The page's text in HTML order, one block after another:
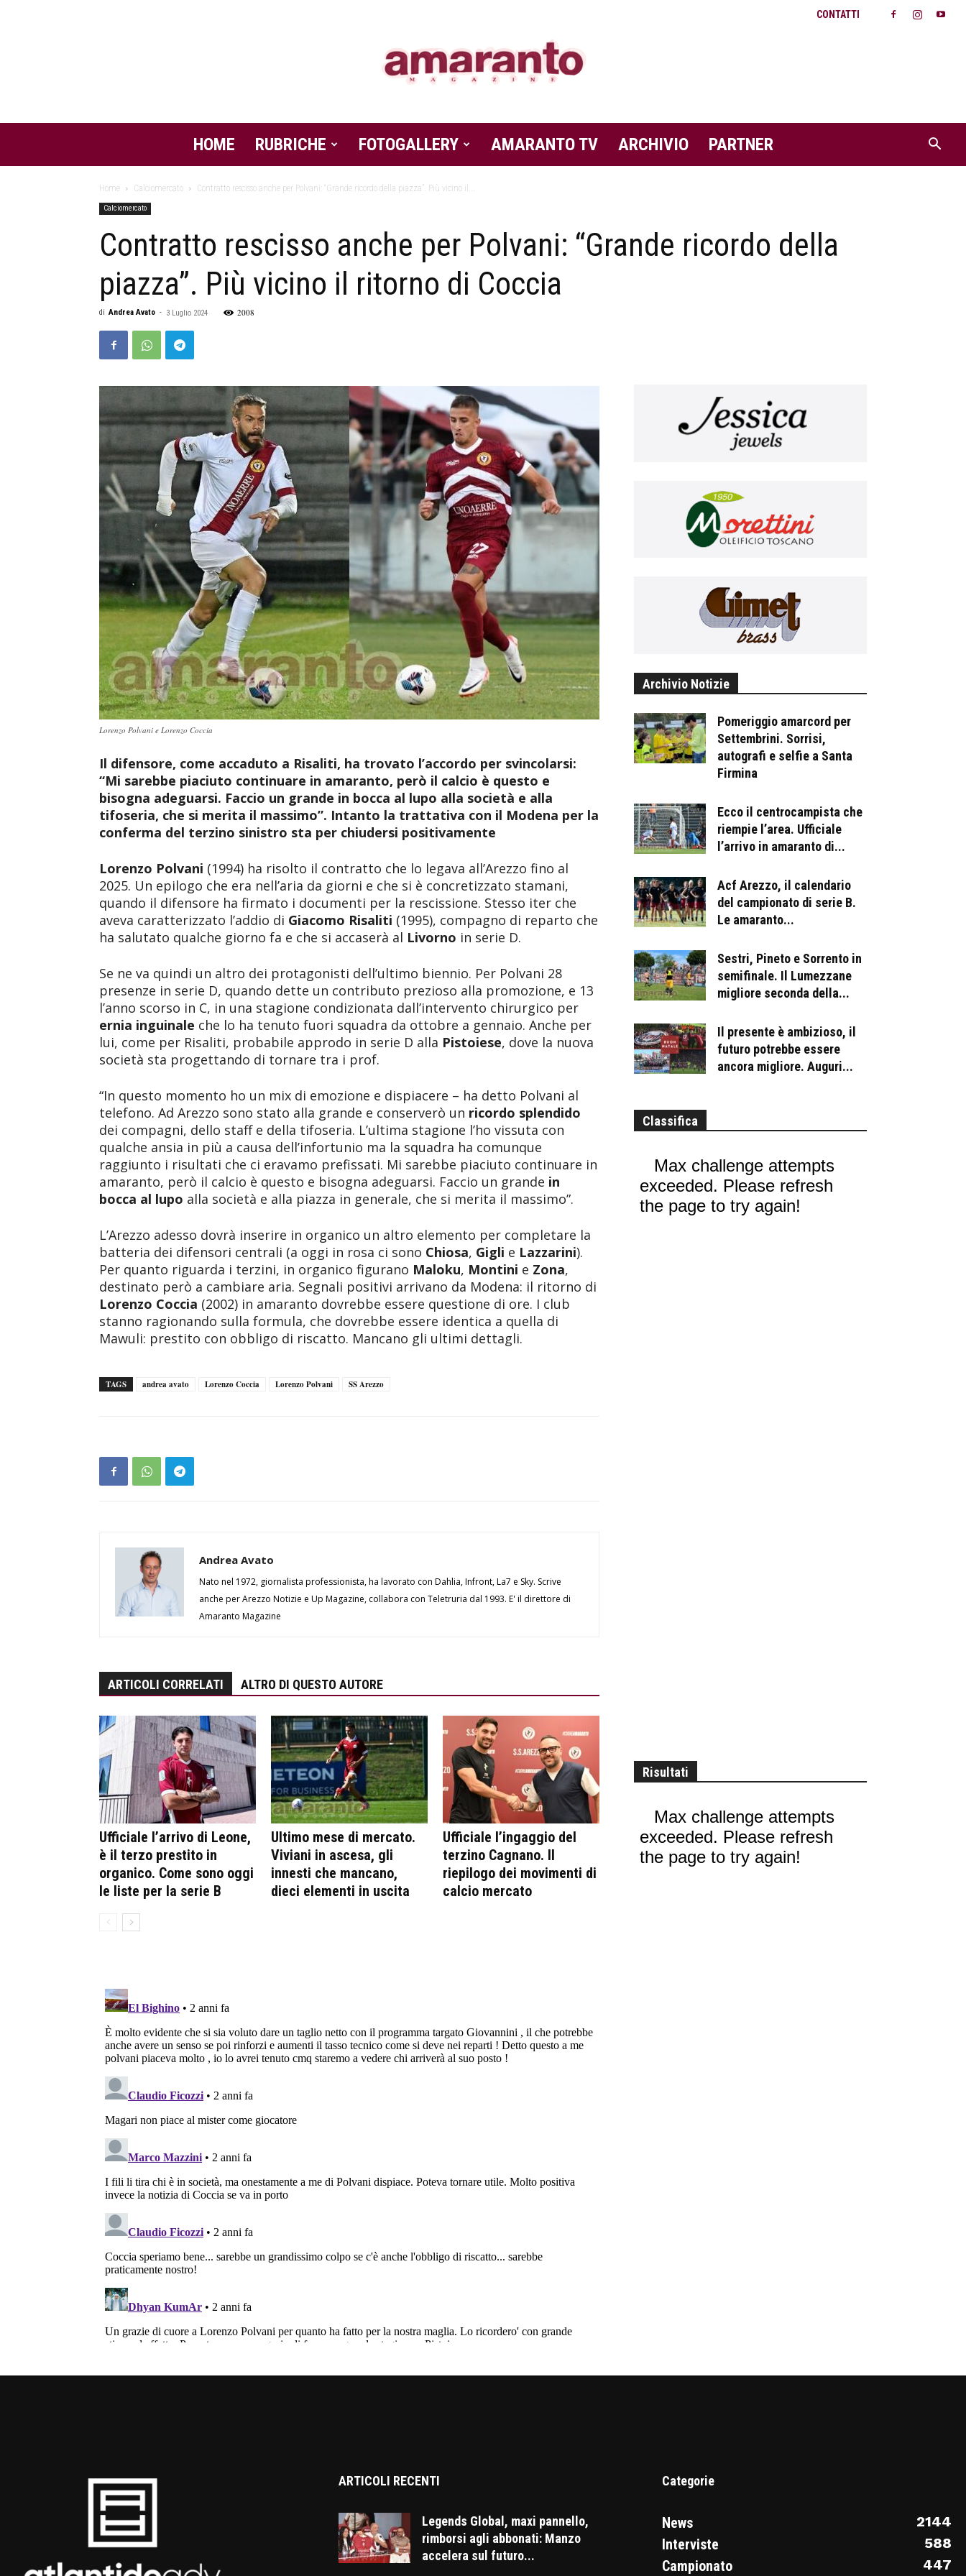
CONTATTI
Amaranto
Magazine
HOME RUBRICHE FOTOGALLERY AMARANTO TV ARCHIVIO PARTNER
Home Calciomercato Contratto rescisso anche per Polvani: “Grande ricordo della piazza”. Più vicino il...
Calciomercato
Contratto rescisso anche per Polvani: “Grande ricordo della
piazza”. Più vicino il ritorno di Coccia
di Andrea Avato - 3 Luglio 2024 2008
Lorenzo Polvani e Lorenzo Coccia
Il difensore, come accaduto a Risaliti, ha trovato l’accordo per svincolarsi:
“Mi sarebbe piaciuto continuare in amaranto, però il calcio è questo e
bisogna adeguarsi. Faccio un grande in bocca al lupo alla società e alla
tifoseria, che si merita il massimo”. Intanto la trattativa con il Modena per la
conferma del terzino sinistro sta per chiudersi positivamente
Lorenzo Polvani (1994) ha risolto il contratto che lo legava all’Arezzo fino al
2025. Un epilogo che era nell’aria da giorni e che si è concretizzato stamani,
quando il difensore ha firmato i documenti per la rescissione. Stesso iter che
aveva caratterizzato l’addio di Giacomo Risaliti (1995), compagno di reparto che
ha salutato qualche giorno fa e che si accaserà al Livorno in serie D.
Se ne va quindi un altro dei protagonisti dell’ultimo biennio. Per Polvani 28
presenze in serie D, quando dette un contributo prezioso alla promozione, e 13
l’anno scorso in C, in una stagione condizionata dall’intervento chirurgico per
ernia inguinale che lo ha tenuto fuori squadra da ottobre a gennaio. Anche per
lui, come per Risaliti, probabile approdo in serie D alla Pistoiese, dove la nuova
società sta progettando di tornare tra i prof.
“In questo momento ho un mix di emozione e dispiacere – ha detto Polvani al
telefono. Ad Arezzo sono stato alla grande e conserverò un ricordo splendido
dei compagni, dello staff e della tifoseria. L’ultima stagione l’ho vissuta con
qualche ansia in più a causa dell’infortunio ma la squadra ha comunque
raggiunto i risultati che ci eravamo prefissati. Mi sarebbe piaciuto continuare in
amaranto, però il calcio è questo e bisogna adeguarsi. Faccio un grande in
bocca al lupo alla società e alla piazza in generale, che si merita il massimo”.
L’Arezzo adesso dovrà inserire in organico un altro elemento per completare la
batteria dei difensori centrali (a oggi in rosa ci sono Chiosa, Gigli e Lazzarini).
Per quanto riguarda i terzini, in organico figurano Maloku, Montini e Zona,
destinato però a cambiare aria. Segnali positivi arrivano da Modena: il ritorno di
Lorenzo Coccia (2002) in amaranto dovrebbe essere questione di ore. I club
stanno ragionando sulla formula, che dovrebbe essere identica a quella di
Mawuli: prestito con obbligo di riscatto. Mancano gli ultimi dettagli.
TAGS andrea avato Lorenzo Coccia Lorenzo Polvani SS Arezzo
Andrea Avato
Nato nel 1972, giornalista professionista, ha lavorato con Dahlia, Infront, La7 e Sky. Scrive
anche per Arezzo Notizie e Up Magazine, collabora con Teletruria dal 1993. E' il direttore di
Amaranto Magazine
ARTICOLI CORRELATI ALTRO DI QUESTO AUTORE
Ufficiale l’arrivo di Leone,
è il terzo prestito in
organico. Come sono oggi
le liste per la serie B
Ultimo mese di mercato.
Viviani in ascesa, gli
innesti che mancano,
dieci elementi in uscita
Ufficiale l’ingaggio del
terzino Cagnano. Il
riepilogo dei movimenti di
calcio mercato
Archivio Notizie
Pomeriggio amarcord per
Settembrini. Sorrisi,
autografi e selfie a Santa
Firmina
Ecco il centrocampista che
riempie l’area. Ufficiale
l’arrivo in amaranto di...
Acf Arezzo, il calendario
del campionato di serie B.
Le amaranto...
Sestri, Pineto e Sorrento in
semifinale. Il Lumezzane
migliore seconda della...
Il presente è ambizioso, il
futuro potrebbe essere
ancora migliore. Auguri...
Classifica
Risultati
ARTICOLI RECENTI
Legends Global, maxi pannello,
rimborsi agli abbonati: Manzo
accelera sul futuro...
Categorie
News
2144
Interviste
588
Campionato
447